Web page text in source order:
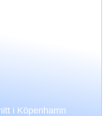
i Köpenhamn